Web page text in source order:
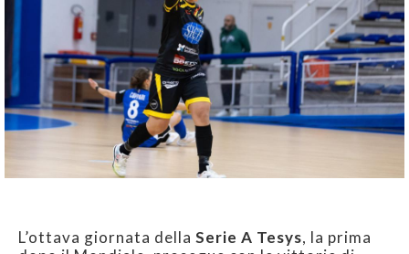
L’ottava giornata della Serie A Tesys, la prima